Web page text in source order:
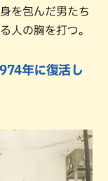
を包んだ男たち
人の胸を打つ。
年に復活し